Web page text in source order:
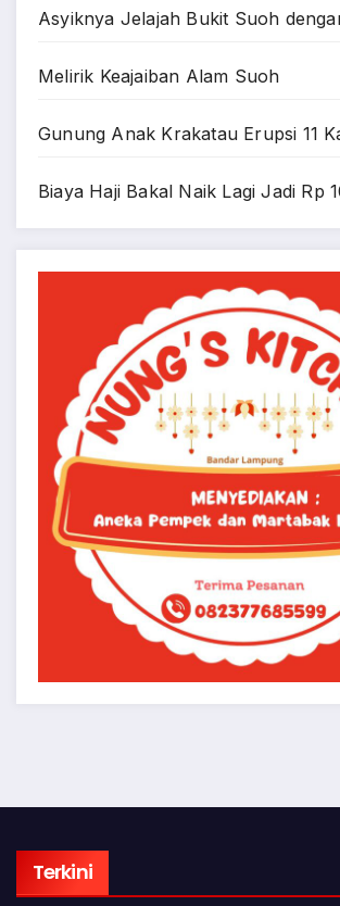
Asyiknya Jelajah Bukit Suoh
Melirik Keajaiban Alam Suoh
Gunung Anak Krakatau Erupsi 11
Biaya Haji Bakal Naik Lagi Jadi Rp
Terkini